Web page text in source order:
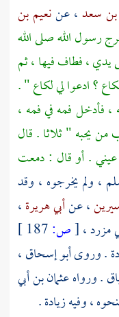
سعد، عننعيم بن
رسول الله صلى الله
يدي ، فطاف فيها ، ثم
؟ ادعوا لي لكاع " .
فأدخل فمه في فمه ،
يحبه " ثلاثا . قال
. أو قال : دمعت
، ولم يخرجوه ، وقد
، عنأبي هريرة،
مزرد،[ص:
. وروىأبو إسحاق،
. ورواهعثمان بن أبي
، وفيه زيادة .